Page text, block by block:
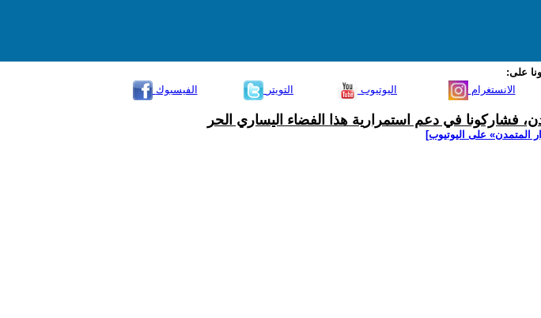
على:
الفيسبوك
التويتر اليوتيوب الانستغرام
فشاركونا في دعم استمرارية هذا الفضاء اليساري الحر
المتمدن» على اليوتيوب]